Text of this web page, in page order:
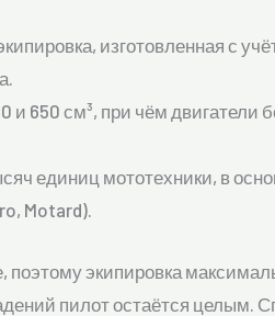
изготовленная с
и 650 см³, при чём
единиц мототехники, в
Motard).
экипировка
пилот остаётся целым.